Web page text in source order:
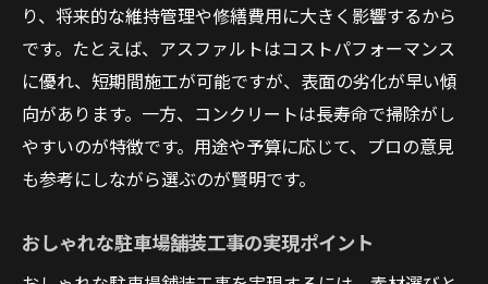
り、将来的な維持管理や修繕費用に大きく影響するから
です。たとえば、アスファルトはコストパフォーマンス
に優れ、短期間施工が可能ですが、表面の劣化が早い傾
向があります。一方、コンクリートは長寿命で掃除がし
やすいのが特徴です。用途や予算に応じて、プロの意見
も参考にしながら選ぶのが賢明です。
おしゃれな駐車場舗装工事の実現ポイント